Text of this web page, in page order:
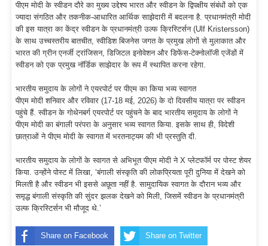
पीएम मोदी के स्वीडन दौरे का मुख्य उद्देश्य भारत और स्वीडन के द्विपक्षीय संबंधों को एक
ज्यादा संगठित और तकनीक-आधारित आर्थिक साझेदारी में बदलना है. प्रधानमंत्री मोदी
की इस यात्रा का केंद्र स्वीडन के प्रधानमंत्री उल्फ क्रिस्टिर्सन (Ulf Kristersson)
के साथ उच्चस्तरीय बातचीत, स्वीडिश बिजनेस जगत के प्रमुख लोगों से मुलाकात और
भारत की ग्रीन एनर्जी ट्रांजिसन, डिजिटल इनोवेशन और डिफेंस-टेक्नोलॉजी एजेंडों में
स्वीडन को एक प्रमुख नॉर्डिक साझेदार के रूप में स्थापित करना रहेगा.
भारतीय समुदाय के लोगों ने एयरपोर्ट पर पीएम का किया भव्य स्वागत
पीएम मोदी शनिवार और रविवार (17-18 मई, 2026) के दो दिवसीय यात्रा पर स्वीडन
पहुंचे हैं. स्वीडन के गोथेनबर्ग एयरपोर्ट पर पहुंचने के बाद भारतीय समुदाय के लोगों ने
पीएम मोदी का बंगाली परंपरा के अनुसार भव्य स्वागत किया. इसके साथ ही, विदेशी
छात्राओं ने पीएम मोदी के स्वागत में भरतनाट्यम की भी प्रस्तुति दी.
भारतीय समुदाय के लोगों के स्वागत से अभिभूत पीएम मोदी ने X प्लेटफॉर्म पर पोस्ट शेयर
किया. उन्होंने पोस्ट में लिखा, ‘बंगाली संस्कृति की लोकप्रियता पूरी दुनिया में देखने को
मिलती है और स्वीडन भी इससे अछूता नहीं है. सामुदायिक स्वागत के दौरान भव्य और
समृद्ध बंगाली संस्कृति की सुंदर झलक देखने को मिली, जिसमें स्वीडन के प्रधानमंत्री
उल्फ क्रिस्टिर्सन भी मौजूद थे.’
Share on Facebook Share on Twitter